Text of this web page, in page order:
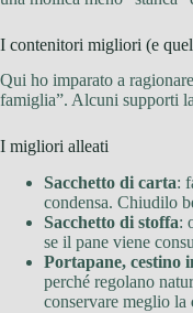
I contenitori migliori (e
Qui ho imparato a
famiglia”. Alcuni supporti
I migliori alleati
Sacchetto di carta:
condensa. Chiudilo
Sacchetto di stoffa:
se il pane viene
Portapane, cestino
perché regolano
conservare meglio la